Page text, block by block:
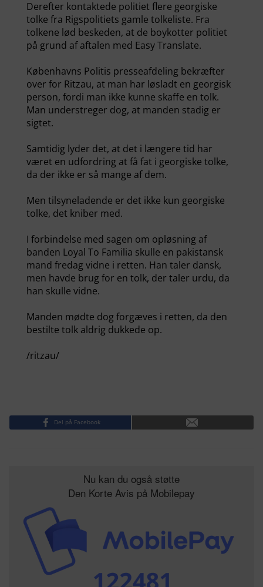
Derefter kontaktede politiet flere georgiske
tolke fra Rigspolitiets gamle tolkeliste. Fra
tolkene lød beskeden, at de boykotter politiet
på grund af aftalen med Easy Translate.
Københavns Politis presseafdeling bekræfter
over for Ritzau, at man har løsladt en georgisk
person, fordi man ikke kunne skaffe en tolk.
Man understreger dog, at manden stadig er
sigtet.
Samtidig lyder det, at det i længere tid har
været en udfordring at få fat i georgiske tolke,
da der ikke er så mange af dem.
Men tilsyneladende er det ikke kun georgiske
tolke, det kniber med.
I forbindelse med sagen om opløsning af
banden Loyal To Familia skulle en pakistansk
mand fredag vidne i retten. Han taler dansk,
men havde brug for en tolk, der taler urdu, da
han skulle vidne.
Manden mødte dog forgæves i retten, da den
bestilte tolk aldrig dukkede op.
/ritzau/
Del på Facebook
Nu kan du også støtte
Den Korte Avis på Mobilepay